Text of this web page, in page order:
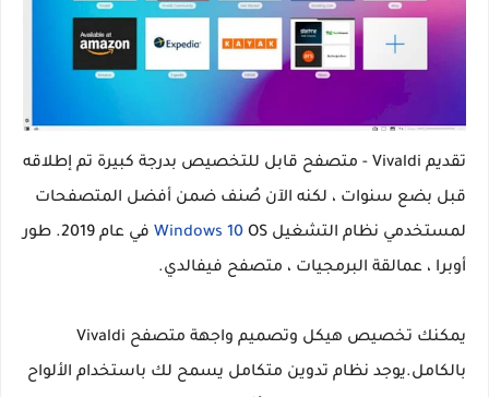
تقديم Vivaldi - متصفح قابل للتخصيص بدرجة كبيرة تم إطلاقه
قبل بضع سنوات ، لكنه الآن صُنف ضمن أفضل المتصفحات
لمستخدمي نظام التشغيل
Windows 10
OS في عام 2019. طور
أوبرا ، عمالقة البرمجيات ، متصفح فيفالدي.
يمكنك تخصيص هيكل وتصميم واجهة متصفح Vivaldi
بالكامل.يوجد نظام تدوين متكامل يسمح لك باستخدام الألواح